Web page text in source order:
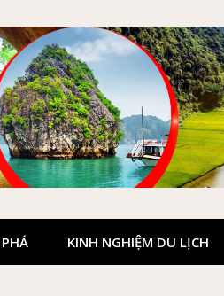
KINH NGHIỆM DU LỊCH